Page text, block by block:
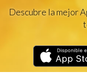
Descubre la mejor